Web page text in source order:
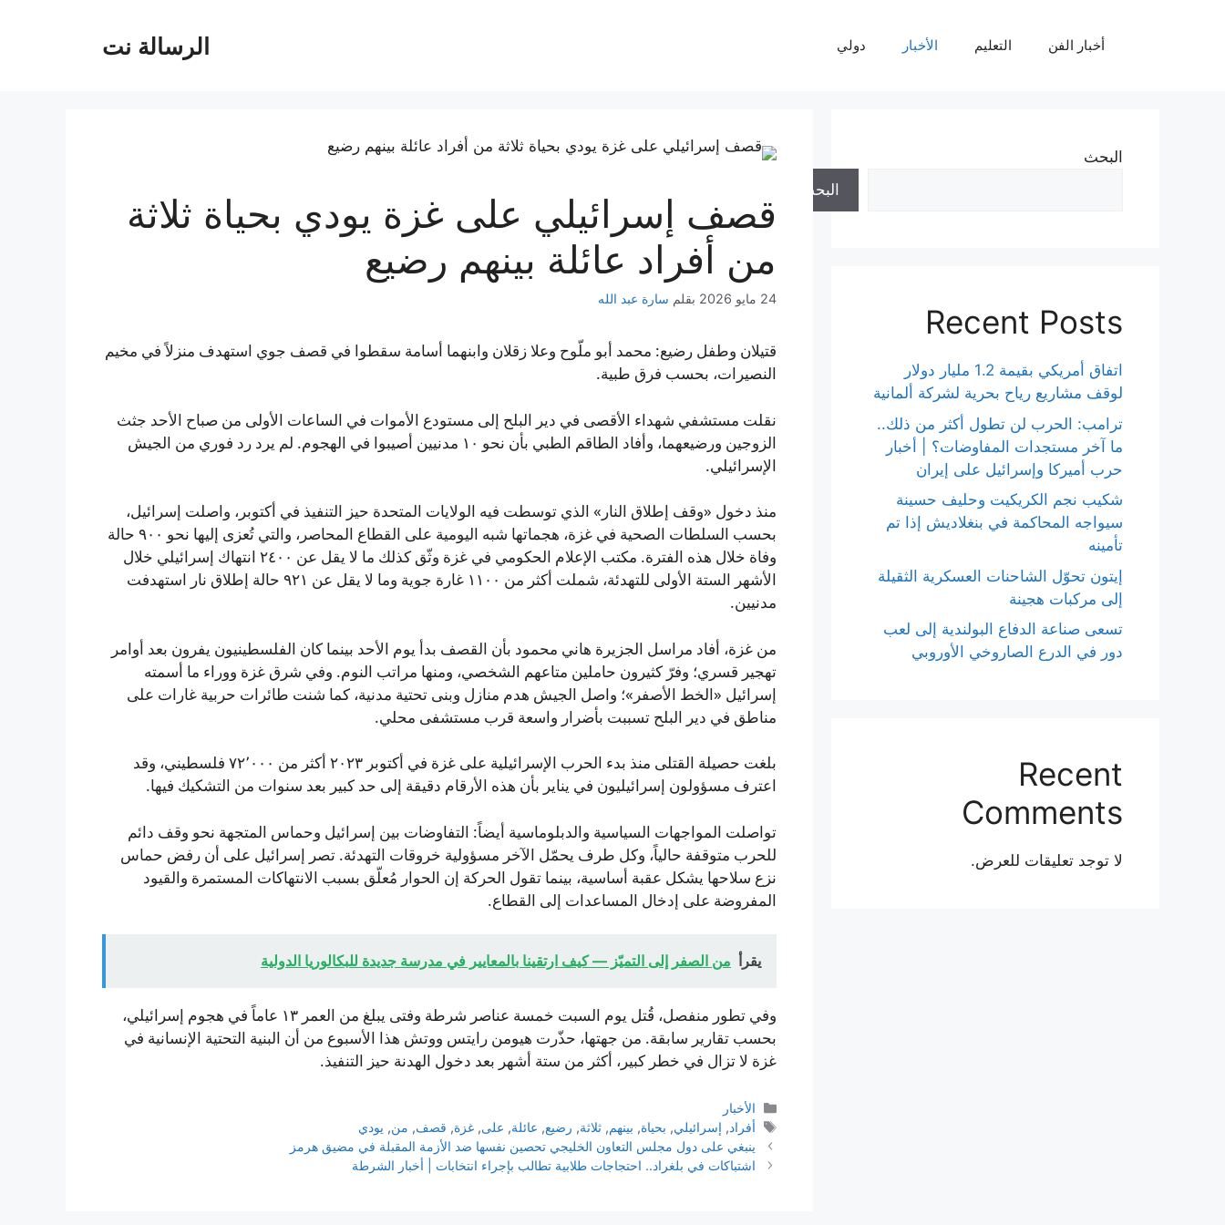
الرسالة نت أخبار الفن التعليم الأخبار دولي
قصف إسرائيلي على غزة يودي بحياة ثلاثة
من أفراد عائلة بينهم رضيع
24 مايو 2026 بقلم سارة عبد الله
قتيلان وطفل رضيع: محمد أبو ملّوح وعلا زقلان وابنهما أسامة سقطوا في قصف جوي استهدف منزلاً في مخيم
النصيرات، بحسب فرق طبية.
نقلت مستشفي شهداء الأقصى في دير البلح إلى مستودع الأموات في الساعات الأولى من صباح الأحد جثث
الزوجين ورضيعهما، وأفاد الطاقم الطبي بأن نحو ١٠ مدنيين أصيبوا في الهجوم. لم يرد رد فوري من الجيش
الإسرائيلي.
منذ دخول «وقف إطلاق النار» الذي توسطت فيه الولايات المتحدة حيز التنفيذ في أكتوبر، واصلت إسرائيل،
بحسب السلطات الصحية في غزة، هجماتها شبه اليومية على القطاع المحاصر، والتي تُعزى إليها نحو ٩٠٠ حالة
وفاة خلال هذه الفترة. مكتب الإعلام الحكومي في غزة وثّق كذلك ما لا يقل عن ٢٤٠٠ انتهاك إسرائيلي خلال
الأشهر الستة الأولى للتهدئة، شملت أكثر من ١١٠٠ غارة جوية وما لا يقل عن ٩٢١ حالة إطلاق نار استهدفت
مدنيين.
من غزة، أفاد مراسل الجزيرة هاني محمود بأن القصف بدأ يوم الأحد بينما كان الفلسطينيون يفرون بعد أوامر
تهجير قسري؛ وفرّ كثيرون حاملين متاعهم الشخصي، ومنها مراتب النوم. وفي شرق غزة ووراء ما أسمته
إسرائيل «الخط الأصفر»؛ واصل الجيش هدم منازل وبنى تحتية مدنية، كما شنت طائرات حربية غارات على
مناطق في دير البلح تسببت بأضرار واسعة قرب مستشفى محلي.
بلغت حصيلة القتلى منذ بدء الحرب الإسرائيلية على غزة في أكتوبر ٢٠٢٣ أكثر من ٧٢٬٠٠٠ فلسطيني، وقد
اعترف مسؤولون إسرائيليون في يناير بأن هذه الأرقام دقيقة إلى حد كبير بعد سنوات من التشكيك فيها.
تواصلت المواجهات السياسية والدبلوماسية أيضاً: التفاوضات بين إسرائيل وحماس المتجهة نحو وقف دائم
للحرب متوقفة حالياً، وكل طرف يحمّل الآخر مسؤولية خروقات التهدئة. تصر إسرائيل على أن رفض حماس
نزع سلاحها يشكل عقبة أساسية، بينما تقول الحركة إن الحوار مُعلّق بسبب الانتهاكات المستمرة والقيود
المفروضة على إدخال المساعدات إلى القطاع.
يقرأ من الصفر إلى التميّز — كيف ارتقينا بالمعايير في مدرسة جديدة للبكالوريا الدولية
وفي تطور منفصل، قُتل يوم السبت خمسة عناصر شرطة وفتى يبلغ من العمر ١٣ عاماً في هجوم إسرائيلي،
بحسب تقارير سابقة. من جهتها، حذّرت هيومن رايتس ووتش هذا الأسبوع من أن البنية التحتية الإنسانية في
غزة لا تزال في خطر كبير، أكثر من ستة أشهر بعد دخول الهدنة حيز التنفيذ.
التصنيفات
الأخبار
الوسوم
أفراد, إسرائيلي, بحياة, بينهم,ثلاثة, رضيع, عائلة, على,غزة, قصف, من, يودي
ينبغي على دول مجلس التعاون الخليجي تحصين نفسها ضد الأزمة المقبلة في مضيق هرمز
اشتباكات في بلغراد.. احتجاجات طلابية تطالب بإجراء انتخابات | أخبار الشرطة
البحث
البحث
Recent Posts
اتفاق أمريكي بقيمة 1.2 مليار دولار
لوقف مشاريع رياح بحرية لشركة ألمانية
ترامب: الحرب لن تطول أكثر من ذلك..
ما آخر مستجدات المفاوضات؟ | أخبار
حرب أميركا وإسرائيل على إيران
شكيب نجم الكريكيت وحليف حسينة
سيواجه المحاكمة في بنغلاديش إذا تم
تأمينه
إيتون تحوّل الشاحنات العسكرية الثقيلة
إلى مركبات هجينة
تسعى صناعة الدفاع البولندية إلى لعب
دور في الدرع الصاروخي الأوروبي
Recent
Comments
لا توجد تعليقات للعرض.